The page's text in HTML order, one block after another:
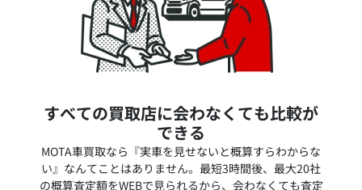
すべての買取店に会わなくても比較が
できる
MOTA車買取なら『実車を見せないと概算すらわからな
い』なんてことはありません。最短3時間後、最大20社
の概算査定額をWEBで見られるから、会わなくても査定